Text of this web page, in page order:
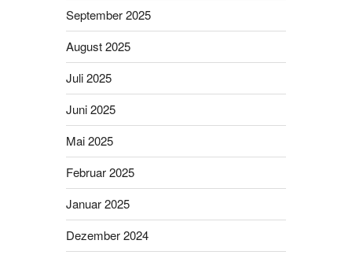
September 2025
August 2025
Juli 2025
Juni 2025
Mai 2025
Februar 2025
Januar 2025
Dezember 2024